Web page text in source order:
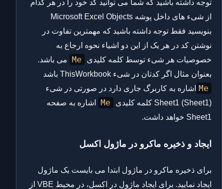
توجه داشته باشید که شما می توانید کد خود را در هر کدام
از شیء های داخل پوشه Microsoft Excel Objects
بنویسید فقط توجه داشته باشید که مهمترین تفاوت در
نوشتن کد در هر یک از این دو اشیاء نحوه ارجاع به
خصوصیات هر شیء توسط کلمه کلیدی
Me
می باشد.
بعنوان مثال اگر کدتان در شیء ThisWorkbook باشد
Me
اشاره به کاربرگ جاری دارد در صورتی در شیء
Sheet1 (Sheet1) کلمه کلیدی
Me
اشاره به صفحه
Sheet1 خواهد داشت.
ایجاد و ذخیره ماکرو در ماژول اکسل
برای ذخیره ماکرو در ماژول ابتدا می بایست یک ماژول
ایجاد نمایید. برای ایجاد ماژول در اکسل، در محیط VBE از